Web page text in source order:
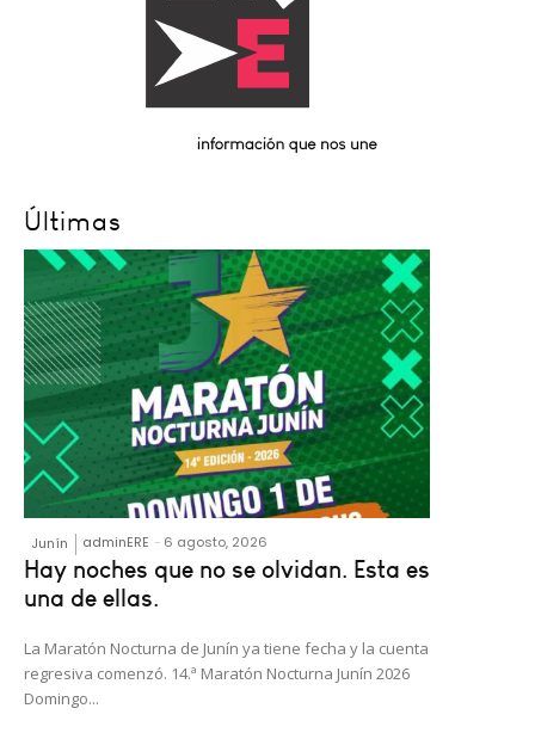
Últimas
Junín adminERE - 6 agosto, 2026
Hay noches que no se olvidan. Esta es
una de ellas.
La Maratón Nocturna de Junín ya tiene fecha y la cuenta
regresiva comenzó. 14.ª Maratón Nocturna Junín 2026
Domingo...